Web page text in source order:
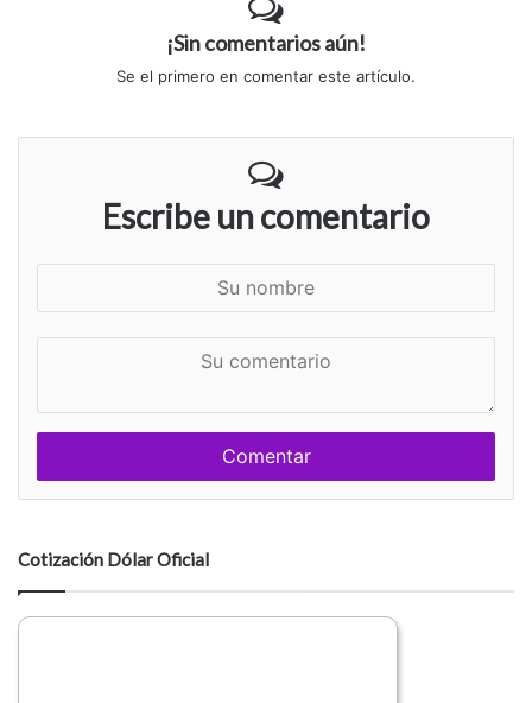
¡Sin comentarios aún!
Se el primero en comentar este artículo.
Escribe un comentario
n
r
i
o
Cotización Dólar Oficial